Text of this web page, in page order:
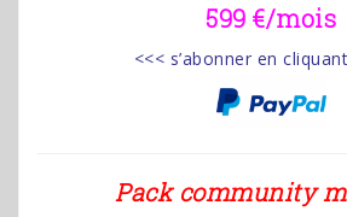
599 €/mois
<<< s’abonner en
Pack community